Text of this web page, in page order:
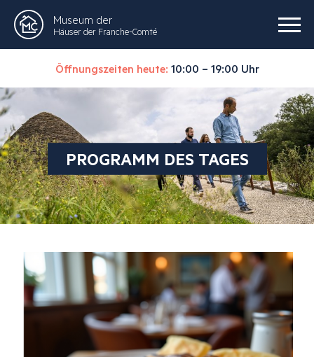
Museum der
Häuser der Franche-Comté
Öffnungszeiten heute: 10:00 – 19:00 Uhr
PROGRAMM DES TAGES